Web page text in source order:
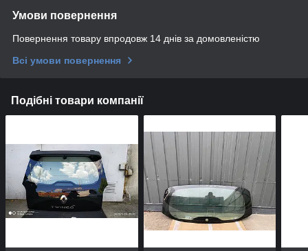
Умови повернення
Повернення товару впродовж 14 днів за домовленістю
Всі умови повернення
Подібні товари компанії